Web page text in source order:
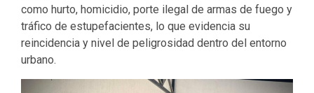
como hurto, homicidio, porte ilegal de armas de fuego y
tráfico de estupefacientes, lo que evidencia su
reincidencia y nivel de peligrosidad dentro del entorno
urbano.